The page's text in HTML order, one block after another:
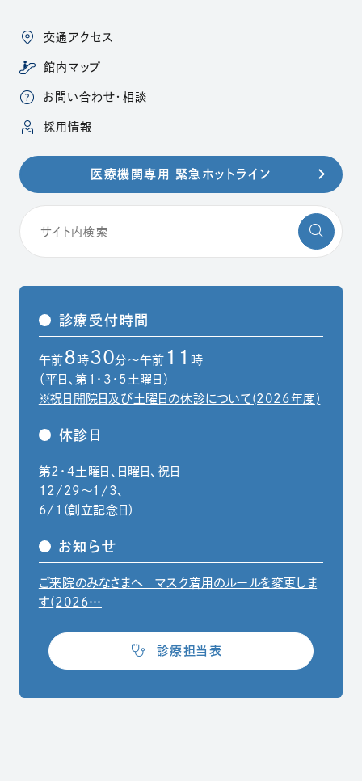
交通アクセス
館内マップ
お問い合わせ・相談
採用情報
医療機関専用 緊急ホットライン
診療受付時間
午前 8 時 30分～午前 11
時
（平日、第1・3・5土曜日）
※祝日開院日及び土曜日の休診について(2026年度)
休診日
第2・4土曜日、日曜日、祝日
12/29〜1/3、
6/1(創立記念日)
お知らせ
ご来院のみなさまへ マスク着用のルールを変更しま
す(2026…
診療担当表
（別ウィンドウで開きます）